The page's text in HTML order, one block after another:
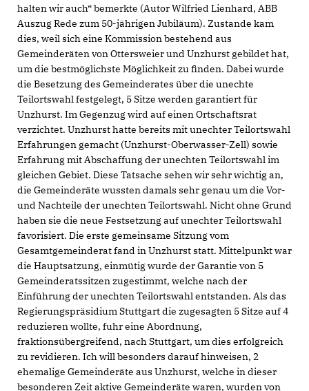
halten wir auch“ bemerkte (Autor Wilfried Lienhard, ABB
Auszug Rede zum 50-jährigen Jubiläum). Zustande kam
dies, weil sich eine Kommission bestehend aus
Gemeinderäten von Ottersweier und Unzhurst gebildet hat,
um die bestmöglichste Möglichkeit zu finden. Dabei wurde
die Besetzung des Gemeinderates über die unechte
Teilortswahl festgelegt, 5 Sitze werden garantiert für
Unzhurst. Im Gegenzug wird auf einen Ortschaftsrat
verzichtet. Unzhurst hatte bereits mit unechter Teilortswahl
Erfahrungen gemacht (Unzhurst-Oberwasser-Zell) sowie
Erfahrung mit Abschaffung der unechten Teilortswahl im
gleichen Gebiet. Diese Tatsache sehen wir sehr wichtig an,
die Gemeinderäte wussten damals sehr genau um die Vor-
und Nachteile der unechten Teilortswahl. Nicht ohne Grund
haben sie die neue Festsetzung auf unechter Teilortswahl
favorisiert. Die erste gemeinsame Sitzung vom
Gesamtgemeinderat fand in Unzhurst statt. Mittelpunkt war
die Hauptsatzung, einmütig wurde der Garantie von 5
Gemeinderatssitzen zugestimmt, welche nach der
Einführung der unechten Teilortswahl entstanden. Als das
Regierungspräsidium Stuttgart die zugesagten 5 Sitze auf 4
reduzieren wollte, fuhr eine Abordnung,
fraktionsübergreifend, nach Stuttgart, um dies erfolgreich
zu revidieren. Ich will besonders darauf hinweisen, 2
ehemalige Gemeinderäte aus Unzhurst, welche in dieser
besonderen Zeit aktive Gemeinderäte waren, wurden von